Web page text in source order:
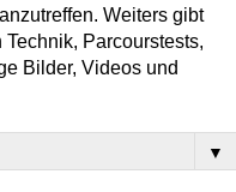
Weiters gibt
Parcourstests,
Bilder, Videos und
▼